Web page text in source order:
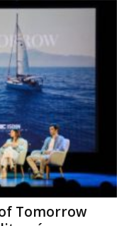
Tomorrow